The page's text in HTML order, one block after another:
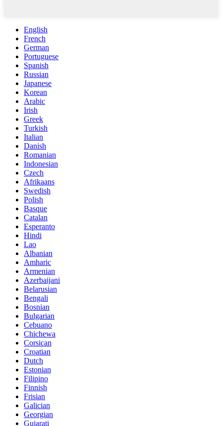
English
French
German
Portuguese
Spanish
Russian
Japanese
Korean
Arabic
Irish
Greek
Turkish
Italian
Danish
Romanian
Indonesian
Czech
Afrikaans
Swedish
Polish
Basque
Catalan
Esperanto
Hindi
Lao
Albanian
Amharic
Armenian
Azerbaijani
Belarusian
Bengali
Bosnian
Bulgarian
Cebuano
Chichewa
Corsican
Croatian
Dutch
Estonian
Filipino
Finnish
Frisian
Galician
Georgian
Gujarati